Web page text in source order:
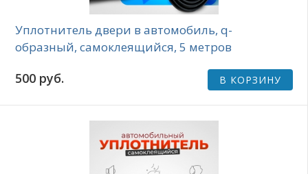
Уплотнитель двери в автомобиль, q-
образный, самоклеящийся, 5 метров
500 руб. В КОРЗИНУ